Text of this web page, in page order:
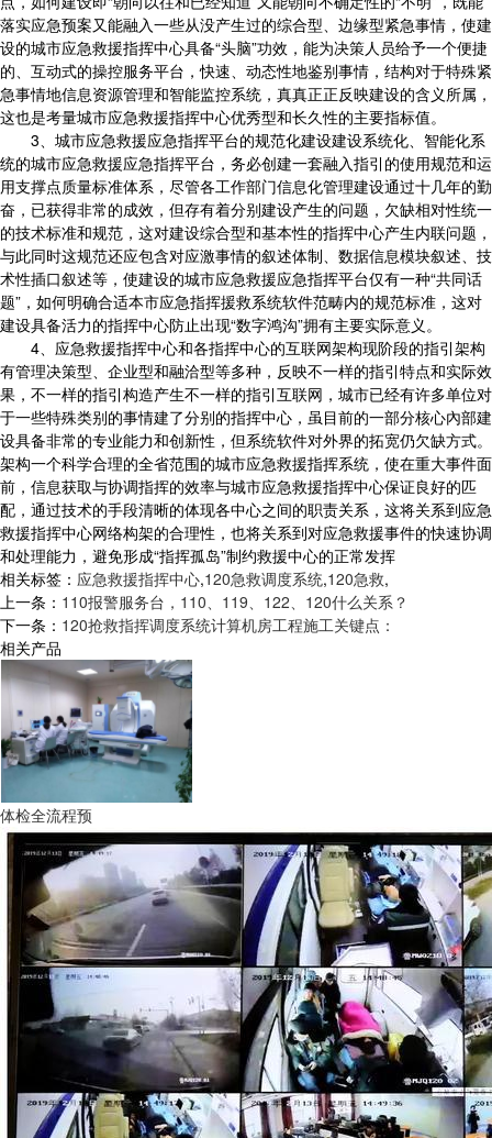
落实应急预案又能融入一些从没产生过的综合型、边缘型紧急事情，使建
设的城市应急救援指挥中心具备“头脑”功效，能为决策人员给予一个便捷
的、互动式的操控服务平台，快速、动态性地鉴别事情，结构对于特殊紧
急事情地信息资源管理和智能监控系统，真真正正反映建设的含义所属，
这也是考量城市应急救援指挥中心优秀型和长久性的主要指标值。
3、城市应急救援应急指挥平台的规范化建设建设系统化、智能化系
统的城市应急救援应急指挥平台，务必创建一套融入指引的使用规范和运
用支撑点质量标准体系，尽管各工作部门信息化管理建设通过十几年的勤
奋，已获得非常的成效，但存有着分别建设产生的问题，欠缺相对性统一
的技术标准和规范，这对建设综合型和基本性的指挥中心产生内联问题，
与此同时这规范还应包含对应激事情的叙述体制、数据信息模块叙述、技
术性插口叙述等，使建设的城市应急救援应急指挥平台仅有一种“共同话
题”，如何明确合适本市应急指挥援救系统软件范畴内的规范标准，这对
建设具备活力的指挥中心防止出现“数字鸿沟”拥有主要实际意义。
4、应急救援指挥中心和各指挥中心的互联网架构现阶段的指引架构
有管理决策型、企业型和融洽型等多种，反映不一样的指引特点和实际效
果，不一样的指引构造产生不一样的指引互联网，城市已经有许多单位对
于一些特殊类别的事情建了分别的指挥中心，虽目前的一部分核心內部建
设具备非常的专业能力和创新性，但系统软件对外界的拓宽仍欠缺方式。
架构一个科学合理的全省范围的城市应急救援指挥系统，使在重大事件面
前，信息获取与协调指挥的效率与城市应急救援指挥中心保证良好的匹
配，通过技术的手段清晰的体现各中心之间的职责关系，这将关系到应急
救援指挥中心网络构架的合理性，也将关系到对应急救援事件的快速协调
和处理能力，避免形成“指挥孤岛”制约救援中心的正常发挥
相关标签： 应急救援指挥中心,120急救调度系统,120急救,
上一条： 110报警服务台，110、119、122、120什么关系？
下一条： 120抢救指挥调度系统计算机房工程施工关键点：
相关产品
体检全流程预